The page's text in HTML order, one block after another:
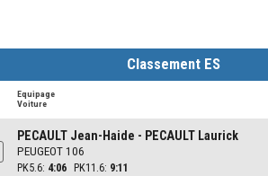
Classement ES
Equipage
Voiture
PECAULT Jean-Haide - PECAULT Laurick
PEUGEOT 106
PK5.6: 4:06 PK11.6: 9:11